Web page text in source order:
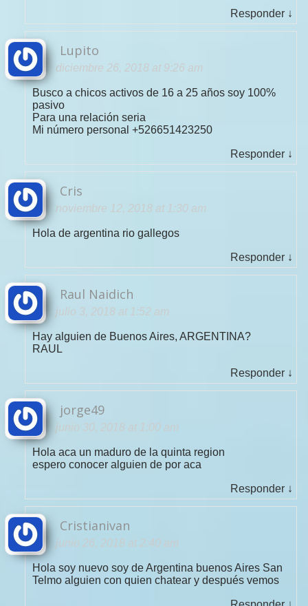
Responder ↓
Lupito
diciembre 26, 2018 at 9:26 am
Busco a chicos activos de 16 a 25 años soy 100%
pasivo
Para una relación seria
Mi número personal +526651423250
Responder ↓
Cris
noviembre 12, 2018 at 1:30 am
Hola de argentina rio gallegos
Responder ↓
Raul Naidich
julio 3, 2018 at 1:52 am
Hay alguien de Buenos Aires, ARGENTINA?
RAUL
Responder ↓
jorge49
junio 30, 2018 at 1:00 am
Hola aca un maduro de la quinta region
espero conocer alguien de por aca
Responder ↓
Cristianivan
junio 26, 2018 at 2:40 am
Hola soy nuevo soy de Argentina buenos Aires San
Telmo alguien con quien chatear y después vemos